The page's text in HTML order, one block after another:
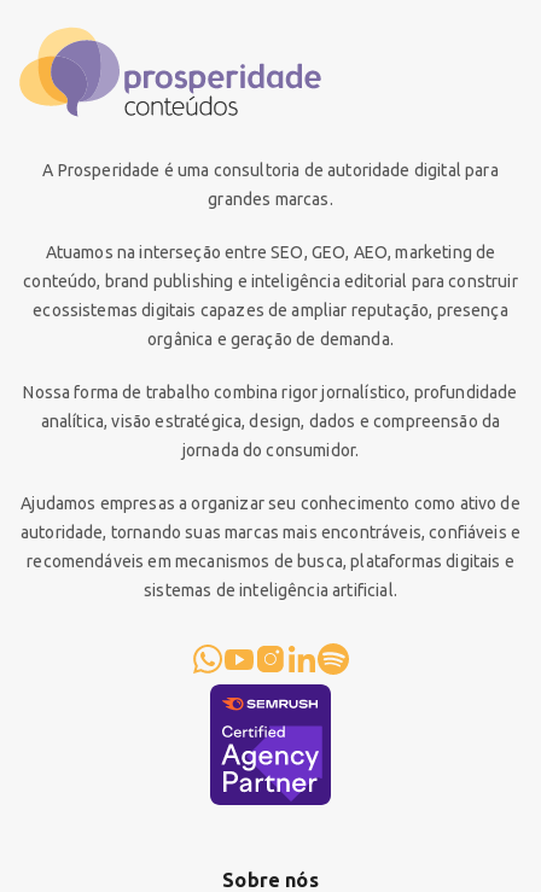
A Prosperidade é uma consultoria de autoridade digital para
grandes marcas.
Atuamos na interseção entre SEO, GEO, AEO, marketing de
conteúdo, brand publishing e inteligência editorial para construir
ecossistemas digitais capazes de ampliar reputação, presença
orgânica e geração de demanda.
Nossa forma de trabalho combina rigor jornalístico, profundidade
analítica, visão estratégica, design, dados e compreensão da
jornada do consumidor.
Ajudamos empresas a organizar seu conhecimento como ativo de
autoridade, tornando suas marcas mais encontráveis, confiáveis e
recomendáveis em mecanismos de busca, plataformas digitais e
sistemas de inteligência artificial.
Sobre nós